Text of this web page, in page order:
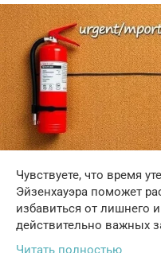
Чувствуете, что время
Эйзенхауэра поможет
избавиться от лишнего
действительно важных
Читать полностью